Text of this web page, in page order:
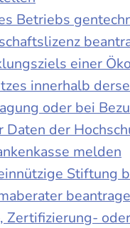
Betriebs
einer
innerhalb
oder bei
Daten der
melden
Stiftung
Zertifizierung-